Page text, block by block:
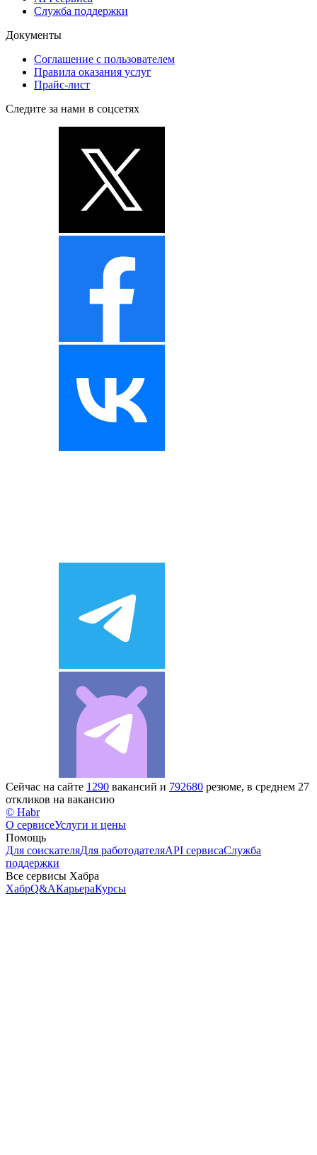
Служба поддержки
Документы
Соглашение с пользователем
Правила оказания услуг
Прайс-лист
Следите за нами в соцсетях
Сейчас на сайте 1290 вакансий и 792680 резюме, в среднем 27
откликов на вакансию
© Habr
О сервисеУслуги и цены
Помощь
Для соискателяДля работодателяAPI сервисаСлужба
поддержки
Все сервисы Хабра
ХабрQ&AКарьераКурсы